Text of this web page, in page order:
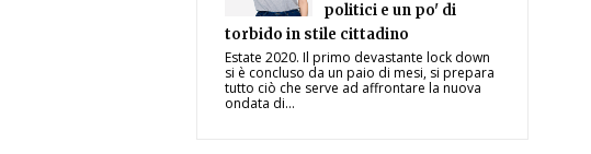
politici e un po' di
torbido in stile cittadino
Estate 2020. Il primo devastante lock down
si è concluso da un paio di mesi, si prepara
tutto ciò che serve ad affrontare la nuova
ondata di...